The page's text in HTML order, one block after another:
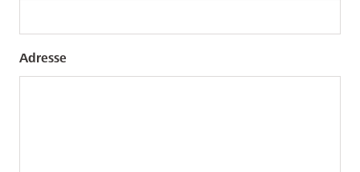
Adresse